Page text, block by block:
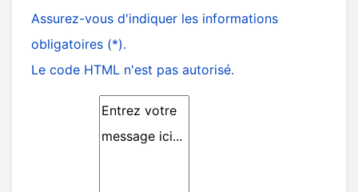
Assurez-vous d'indiquer les informations
obligatoires (*).
Le code HTML n'est pas autorisé.